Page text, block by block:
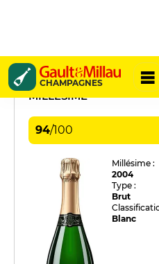
CHAMPAGNES
Castelnau
MILLÉSIMÉ
94/100
Millésime :
2004
Type :
Brut
Blanc